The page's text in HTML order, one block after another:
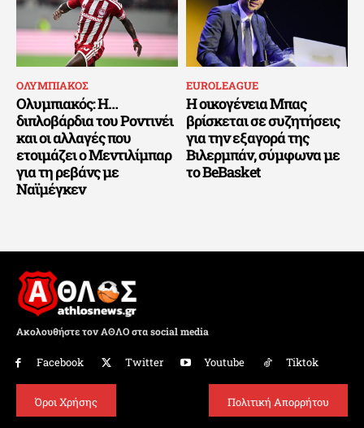
ΟΛΥΜΠΙΑΚΟΣ
Ολυμπιακός: Η…
διπλοβάρδια του Ροντινέι
και οι αλλαγές που
ετοιμάζει ο Μεντιλίμπαρ
για τη ρεβάνς με
Ναϊμέγκεν
EUROLEAGUE
Η οικογένεια Μπας
βρίσκεται σε συζητήσεις
για την εξαγορά της
Βιλερμπάν, σύμφωνα με
το BeBasket
Ακολουθήστε τον ΑΘΛΟ στα social media
Facebook Twitter Youtube Tiktok
Όροι Χρήσης Πολιτική Απορρήτου